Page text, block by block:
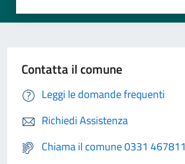
Contatta il comune
Leggi le domande frequenti
Richiedi Assistenza
Chiama il comune 0331 467811